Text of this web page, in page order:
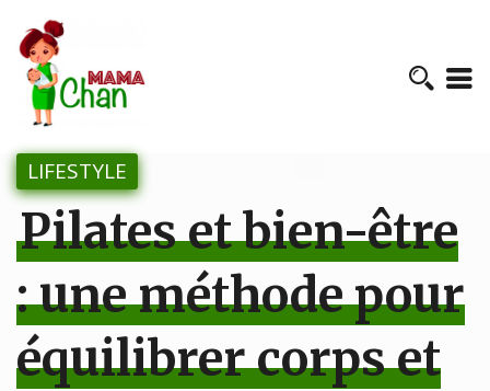
LIFESTYLE
Pilates et bien-être
: une méthode pour
équilibrer corps et